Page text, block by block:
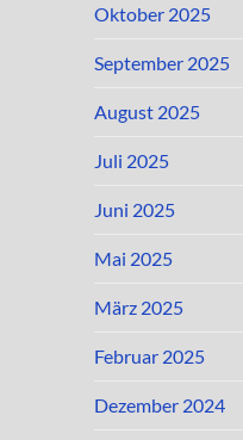
Oktober 2025
September 2025
August 2025
Juli 2025
Juni 2025
Mai 2025
März 2025
Februar 2025
Dezember 2024